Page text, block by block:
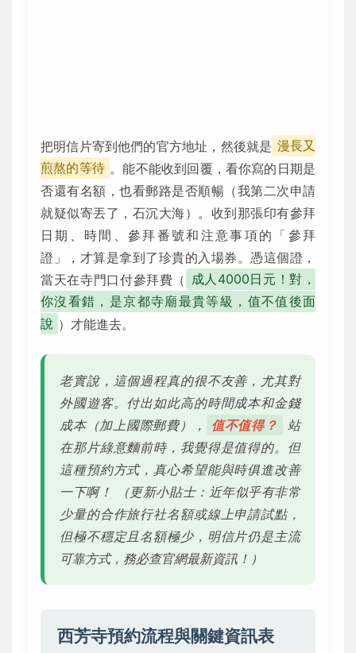
把明信片寄到他們的官方地址，然後就是 漫長又
煎熬的等待 。能不能收到回覆，看你寫的日期是
否還有名額，也看郵路是否順暢（我第二次申請
就疑似寄丟了，石沉大海）。收到那張印有參拜
日期、時間、參拜番號和注意事項的「參拜
證」，才算是拿到了珍貴的入場券。憑這個證，
當天在寺門口付參拜費（ 成人4000日元！對，
你沒看錯，是京都寺廟最貴等級，值不值後面
說 ）才能進去。
老實說，這個過程真的很不友善，尤其對
外國遊客。付出如此高的時間成本和金錢
成本（加上國際郵費），
值不值得？
站
在那片綠意麵前時，我覺得是值得的。但
這種預約方式，真心希望能與時俱進改善
一下啊！
（更新小貼士：近年似乎有非常
少量的合作旅行社名額或線上申請試點，
但極不穩定且名額極少，明信片仍是主流
可靠方式，務必查官網最新資訊！）
西芳寺預約流程與關鍵資訊表